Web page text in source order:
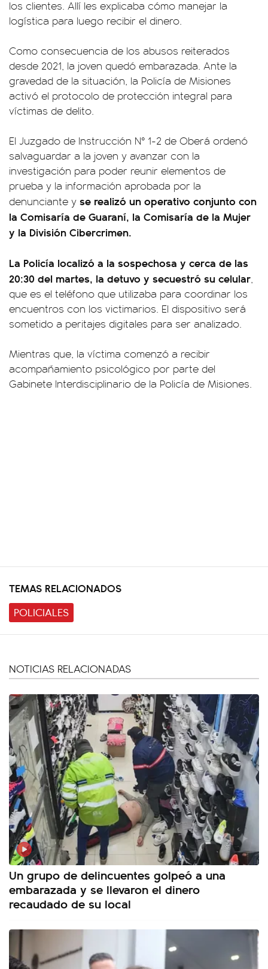
los clientes. Allí les explicaba cómo manejar la
logística para luego recibir el dinero.
Como consecuencia de los abusos reiterados
desde 2021, la joven quedó embarazada. Ante la
gravedad de la situación, la Policía de Misiones
activó el protocolo de protección integral para
víctimas de delito.
El Juzgado de Instrucción N° 1-2 de Oberá ordenó
salvaguardar a la joven y avanzar con la
investigación para poder reunir elementos de
prueba y la información aprobada por la
denunciante y se realizó un operativo conjunto con
la Comisaría de Guaraní, la Comisaría de la Mujer
y la División Cibercrimen.
La Policía localizó a la sospechosa y cerca de las
20:30 del martes, la detuvo y secuestró su celular,
que es el teléfono que utilizaba para coordinar los
encuentros con los victimarios. El dispositivo será
sometido a peritajes digitales para ser analizado.
Mientras que, la víctima comenzó a recibir
acompañamiento psicológico por parte del
Gabinete Interdisciplinario de la Policía de Misiones.
TEMAS RELACIONADOS
POLICIALES
NOTICIAS RELACIONADAS
Un grupo de delincuentes golpeó a una
embarazada y se llevaron el dinero
recaudado de su local